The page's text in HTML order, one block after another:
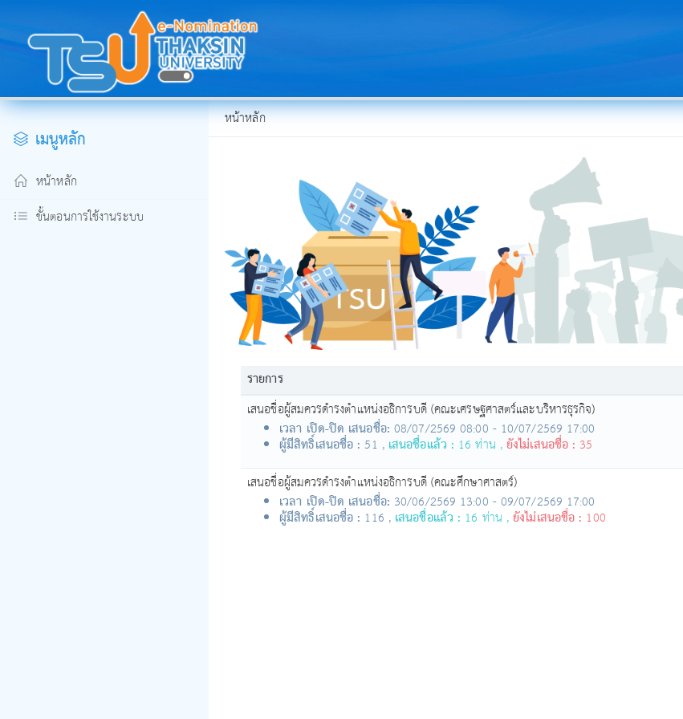
เมนูหลัก
หน้าหลัก
ขั้นตอนการใช้งานระบบ
หน้าหลัก
รายการ
เสนอชื่อผู้สมควรดำรงตำแหน่งอธิการบดี (คณะเศรษฐศาสตร์และบริหารธุรกิจ)
เวลา เปิด-ปิด เสนอชื่อ: 08/07/2569 08:00 - 10/07/2569 17:00
ผู้มีสิทธิ์เสนอชื่อ : 51 , เสนอชื่อแล้ว : 16 ท่าน , ยังไม่เสนอชื่อ : 35
เสนอชื่อผู้สมควรดำรงตำแหน่งอธิการบดี (คณะศึกษาศาสตร์)
เวลา เปิด-ปิด เสนอชื่อ: 30/06/2569 13:00 - 09/07/2569 17:00
ผู้มีสิทธิ์เสนอชื่อ : 116 , เสนอชื่อแล้ว : 16 ท่าน , ยังไม่เสนอชื่อ : 100